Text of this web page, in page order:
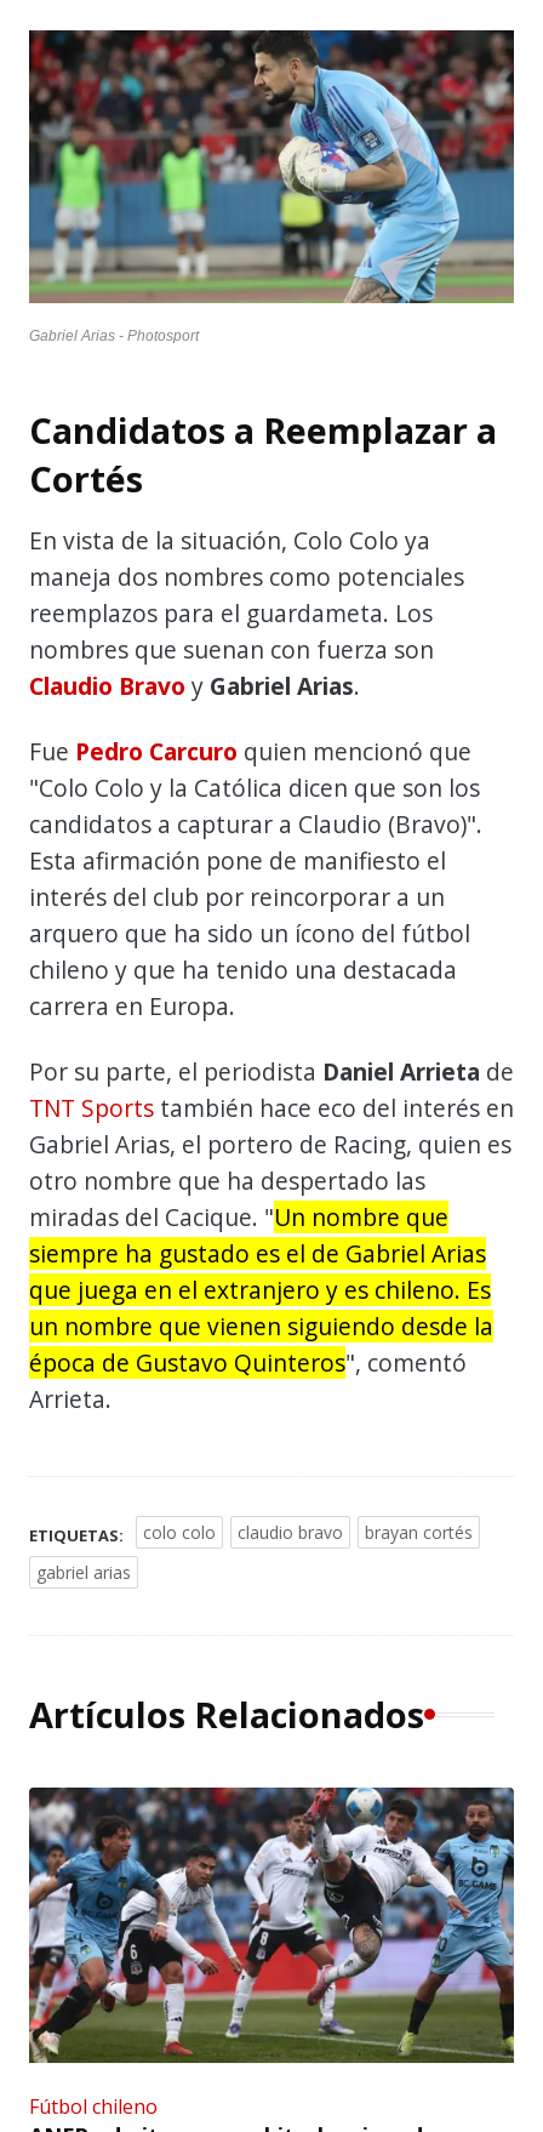
Gabriel Arias - Photosport
Candidatos a Reemplazar a
Cortés
En vista de la situación, Colo Colo ya
maneja dos nombres como potenciales
reemplazos para el guardameta. Los
nombres que suenan con fuerza son
Claudio Bravo y Gabriel Arias.
Fue Pedro Carcuro quien mencionó que
"Colo Colo y la Católica dicen que son los
candidatos a capturar a Claudio (Bravo)".
Esta afirmación pone de manifiesto el
interés del club por reincorporar a un
arquero que ha sido un ícono del fútbol
chileno y que ha tenido una destacada
carrera en Europa.
Por su parte, el periodista Daniel Arrieta de
TNT Sports también hace eco del interés en
Gabriel Arias, el portero de Racing, quien es
otro nombre que ha despertado las
miradas del Cacique. "Un nombre que
siempre ha gustado es el de Gabriel Arias
que juega en el extranjero y es chileno. Es
un nombre que vienen siguiendo desde la
época de Gustavo Quinteros", comentó
Arrieta.
ETIQUETAS: colo colo claudio bravo
brayan cortés
gabriel arias
Artículos Relacionados
Fútbol chileno